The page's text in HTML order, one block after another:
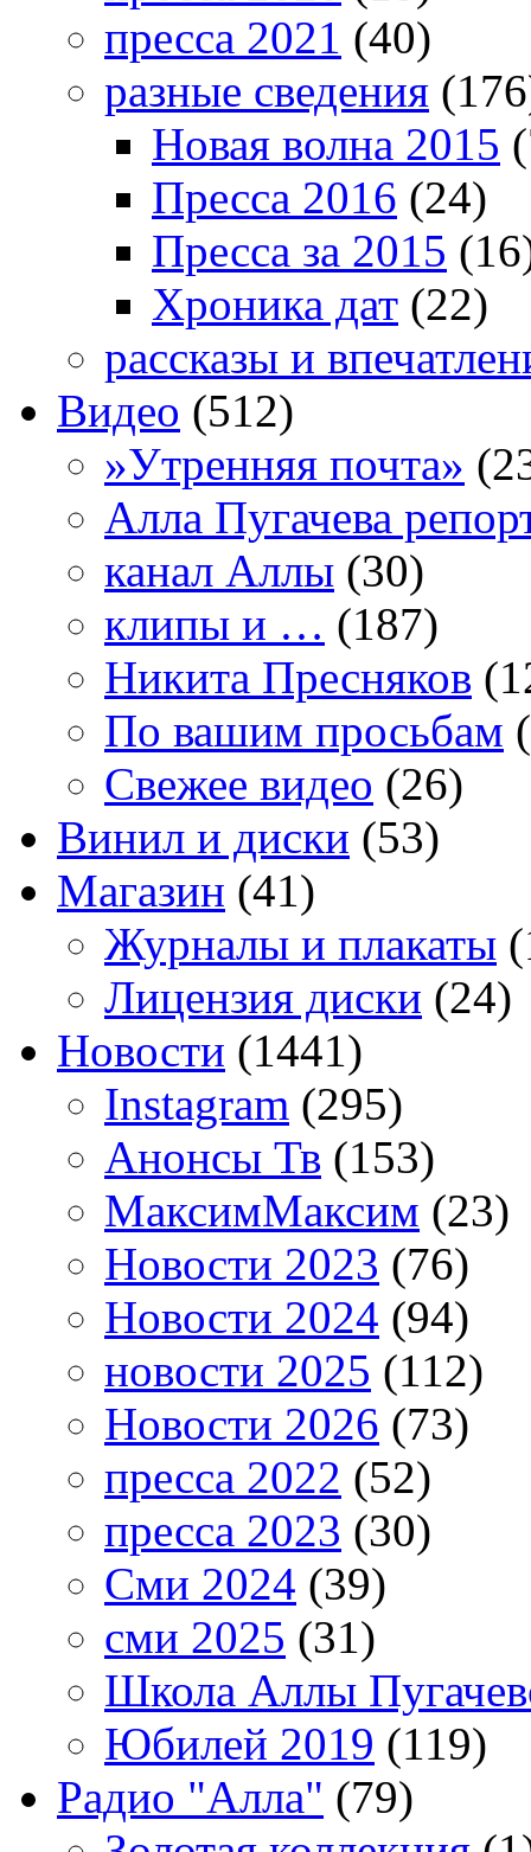
пресса 2021 (40)
разные сведения
Новая волна 2015
Пресса 2016 (24)
Пресса за 2015
Хроника дат (22)
рассказы и
Видео (512)
»Утренняя почта»
Алла Пугачева
канал Аллы (30)
клипы и … (187)
Никита Пресняков
По вашим просьбам
Свежее видео (26)
Винил и диски (53)
Магазин (41)
Журналы и плакаты
Лицензия диски (24)
Новости (1441)
Instagram (295)
Анонсы Тв (153)
МаксимМаксим (23)
Новости 2023 (76)
Новости 2024 (94)
новости 2025 (112)
Новости 2026 (73)
пресса 2022 (52)
пресса 2023 (30)
Сми 2024 (39)
сми 2025 (31)
Школа Аллы
Юбилей 2019 (119)
Радио "Алла" (79)